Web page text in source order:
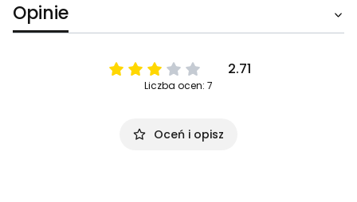
Opinie
2.71
Liczba ocen: 7
Oceń i opisz